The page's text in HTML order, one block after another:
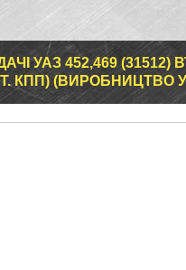
УАЗ 452,469
КПП) (ВИРОБНИЦТВО